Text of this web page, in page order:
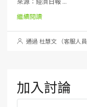
繼續閱讀
通過 杜慧文 （客服人員
加入討論